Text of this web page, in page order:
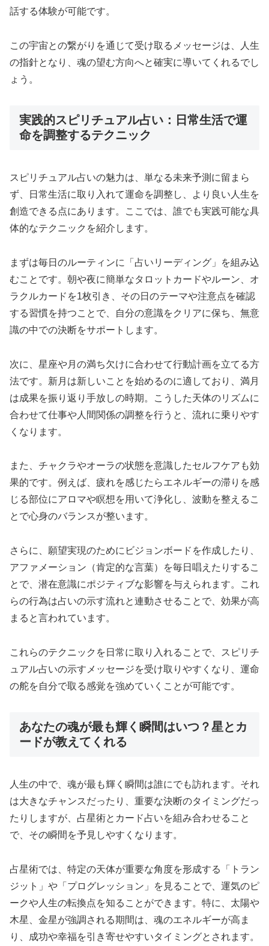
話する体験が可能です。
この宇宙との繋がりを通じて受け取るメッセージは、人生
の指針となり、魂の望む方向へと確実に導いてくれるでし
ょう。
実践的スピリチュアル占い：日常生活で運
命を調整するテクニック
スピリチュアル占いの魅力は、単なる未来予測に留まら
ず、日常生活に取り入れて運命を調整し、より良い人生を
創造できる点にあります。ここでは、誰でも実践可能な具
体的なテクニックを紹介します。
まずは毎日のルーティンに「占いリーディング」を組み込
むことです。朝や夜に簡単なタロットカードやルーン、オ
ラクルカードを1枚引き、その日のテーマや注意点を確認
する習慣を持つことで、自分の意識をクリアに保ち、無意
識の中での決断をサポートします。
次に、星座や月の満ち欠けに合わせて行動計画を立てる方
法です。新月は新しいことを始めるのに適しており、満月
は成果を振り返り手放しの時期。こうした天体のリズムに
合わせて仕事や人間関係の調整を行うと、流れに乗りやす
くなります。
また、チャクラやオーラの状態を意識したセルフケアも効
果的です。例えば、疲れを感じたらエネルギーの滞りを感
じる部位にアロマや瞑想を用いて浄化し、波動を整えるこ
とで心身のバランスが整います。
さらに、願望実現のためにビジョンボードを作成したり、
アファメーション（肯定的な言葉）を毎日唱えたりするこ
とで、潜在意識にポジティブな影響を与えられます。これ
らの行為は占いの示す流れと連動させることで、効果が高
まると言われています。
これらのテクニックを日常に取り入れることで、スピリチ
ュアル占いの示すメッセージを受け取りやすくなり、運命
の舵を自分で取る感覚を強めていくことが可能です。
あなたの魂が最も輝く瞬間はいつ？星とカ
ードが教えてくれる
人生の中で、魂が最も輝く瞬間は誰にでも訪れます。それ
は大きなチャンスだったり、重要な決断のタイミングだっ
たりしますが、占星術とカード占いを組み合わせること
で、その瞬間を予見しやすくなります。
占星術では、特定の天体が重要な角度を形成する「トラン
ジット」や「プログレッション」を見ることで、運気のピ
ークや人生の転換点を知ることができます。特に、太陽や
木星、金星が強調される期間は、魂のエネルギーが高ま
り、成功や幸福を引き寄せやすいタイミングとされます。